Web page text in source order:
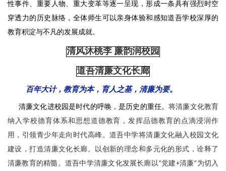
性事件、重要人物、重大变革等逐一呈现，形成一条具有强烈时空
穿透力的历史脉络，全体师生可以亲身体验和感知道吾学校深厚的
教育积淀与不凡的发展成就。
清风沐桃李 廉韵润校园
道吾清廉文化长廊
百年大计，教育为本， 育人之基，清廉为要。
清廉文化进校园是时代的呼唤，是历史的重任。将清廉文化教育
纳入学校德育体系和思想道德教育，发挥品德教育的点滴浸润作
用，引领青少年走向时代高峰。道吾中学将清廉文化融入校园文化
建设，打造清廉文化长廊。以创新的理念和多元化的形式，诠释了
清廉教育的精髓。道吾中学清廉文化发展长廊以“党建+清廉”为切入